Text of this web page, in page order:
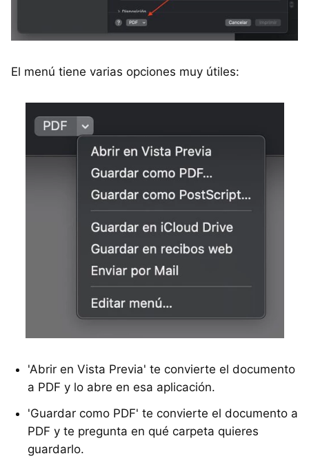
El menú tiene varias opciones muy útiles:
'Abrir en Vista Previa' te convierte el documento
a PDF y lo abre en esa aplicación.
'Guardar como PDF' te convierte el documento a
PDF y te pregunta en qué carpeta quieres
guardarlo.